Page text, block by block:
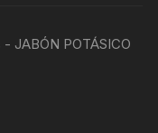
JABÓN POTÁSICO